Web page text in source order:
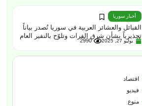
أخبار سوريا
القبائل والعشائر العربية في سوريا تُصدر بياناً
تحذيرياً بشأن شرق الفرات وتلوّح بالنفير العام
يوليو 27, 2025 2990
اقتصاد
فيديو
منوع